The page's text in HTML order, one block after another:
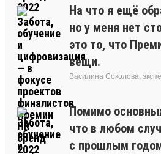
На что я ещё
но у меня нет
это то, что
вещи.
Василина Соколова,
Помимо
что в любом
с прошлым